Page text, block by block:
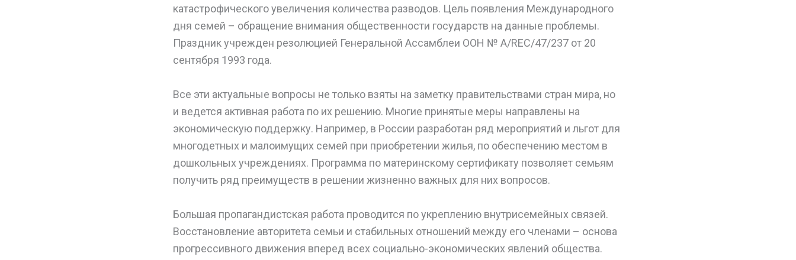
катастрофического увеличения количества разводов. Цель появления Международного
дня семей – обращение внимания общественности государств на данные проблемы.
Праздник учрежден резолюцией Генеральной Ассамблеи ООН № A/REC/47/237 от 20
сентября 1993 года.
Все эти актуальные вопросы не только взяты на заметку правительствами стран мира, но
и ведется активная работа по их решению. Многие принятые меры направлены на
экономическую поддержку. Например, в России разработан ряд мероприятий и льгот для
многодетных и малоимущих семей при приобретении жилья, по обеспечению местом в
дошкольных учреждениях. Программа по материнскому сертификату позволяет семьям
получить ряд преимуществ в решении жизненно важных для них вопросов.
Большая пропагандистская работа проводится по укреплению внутрисемейных связей.
Восстановление авторитета семьи и стабильных отношений между его членами – основа
прогрессивного движения вперед всех социально-экономических явлений общества.